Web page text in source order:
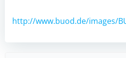
http://www.buod.de/images/